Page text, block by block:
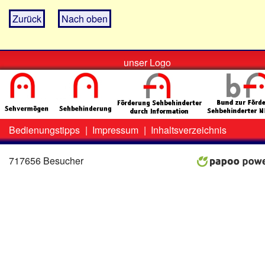
Zurück Nach oben
unser Logo
Zweit-
Menü
Bedienungstipps | Impressum | Inhaltsverzeichnis
717656 Besucher